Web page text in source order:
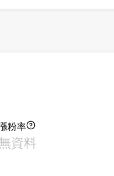
粉率
資料